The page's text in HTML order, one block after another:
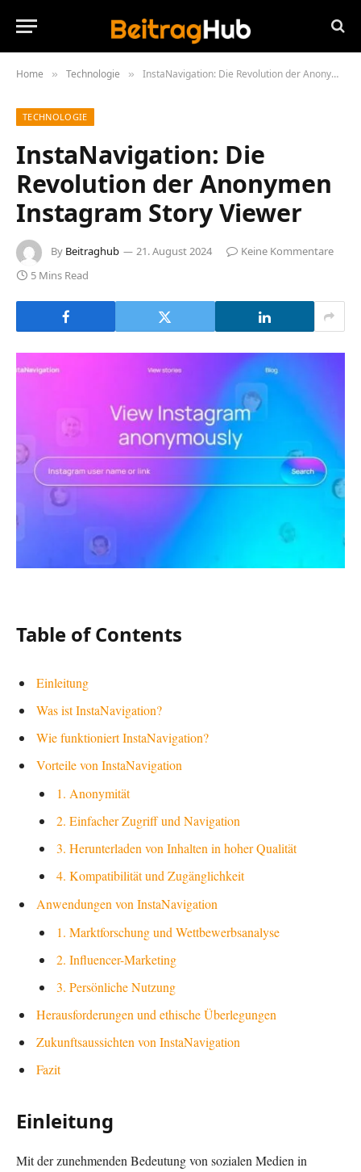
Home » Technologie » InstaNavigation: Die Revolution der Anonymen Instagram Story Viewer
TECHNOLOGIE
InstaNavigation: Die
Revolution der Anonymen
Instagram Story Viewer
By Beitraghub 21. August 2024
Keine Kommentare
5 Mins Read
Table of Contents
Einleitung
Was ist InstaNavigation?
Wie funktioniert InstaNavigation?
Vorteile von InstaNavigation
1. Anonymität
2. Einfacher Zugriff und Navigation
3. Herunterladen von Inhalten in hoher Qualität
4. Kompatibilität und Zugänglichkeit
Anwendungen von InstaNavigation
1. Marktforschung und Wettbewerbsanalyse
2. Influencer-Marketing
3. Persönliche Nutzung
Herausforderungen und ethische Überlegungen
Zukunftsaussichten von InstaNavigation
Fazit
Einleitung
Mit der zunehmenden Bedeutung von sozialen Medien in